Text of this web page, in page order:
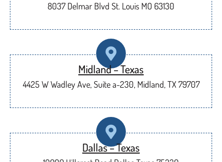
8037 Delmar Blvd St. Louis MO 63130
Midland – Texas
4425 W Wadley Ave, Suite a-230, Midland, TX 79707
Dallas – Texas